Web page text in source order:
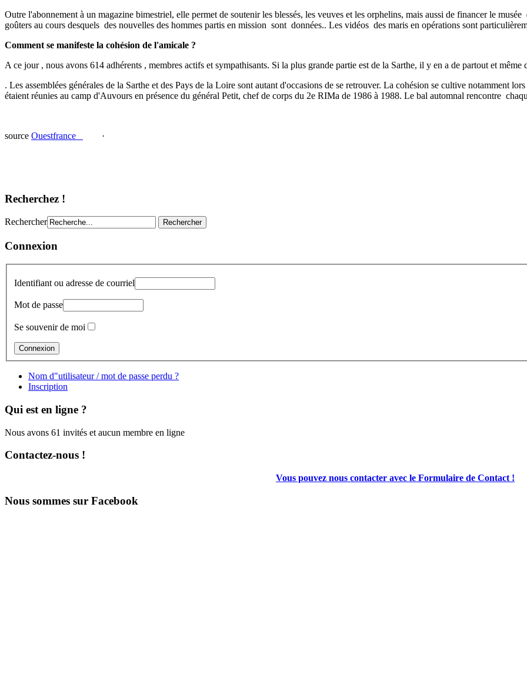
Outre l'abonnement à un magazine bimestriel, elle permet de soutenir les blessés, les veuves et les orphelins, mais aussi de financer le
goûters au cours desquels des nouvelles des hommes partis en mis­sion sont données.. Les vidéos des maris en opérations sont
Comment se manifeste la cohésion de l'amicale ?
A ce jour , nous avons 614 adhérents , membres actifs et sympathisants. Si la plus grande partie est de la Sarthe, il y en a de partout et même
. Les assemblées générales de la Sarthe et des Pays de la Loire sont autant d'occasions de se retrouver. La cohésion se cultive notamment
étaient réunies au camp d'Auvours en présence du général Petit, chef de corps du 2e RIMa de 1986 à 1988. Le bal automnal rencontre
source Ouestfrance ·
Recherchez !
Rechercher
Connexion
Identifiant ou adresse de courriel
Mot de passe
Se souvenir de moi
Nom d"utilisateur / mot de passe perdu ?
Inscription
Qui est en ligne ?
Nous avons 61 invités et aucun membre en ligne
Contactez-nous !
Vous pouvez nous contacter avec le Formulaire de Contact !
Nous sommes sur Facebook